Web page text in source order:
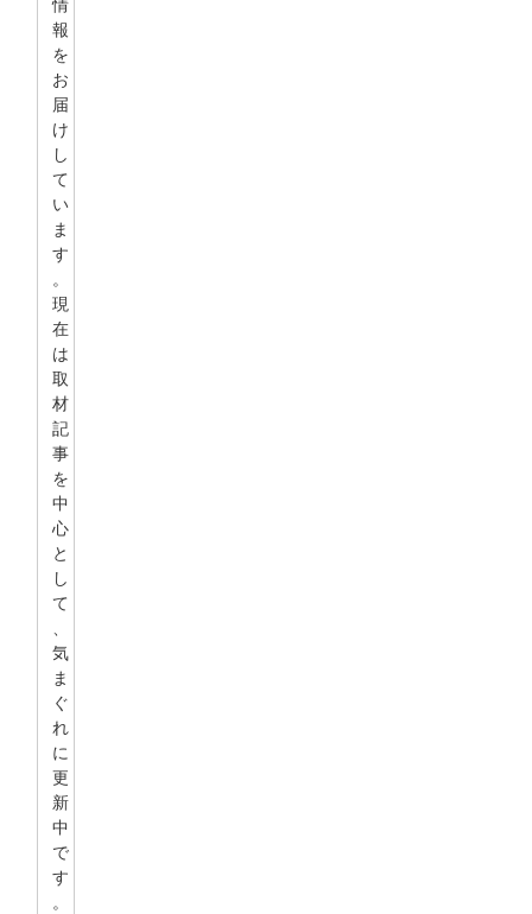
報
を
お
届
け
し
て
い
ま
す
。
現
在
は
取
材
記
事
を
中
心
と
し
て
気
ま
ぐ
れ
に
更
新
中
で
す
。